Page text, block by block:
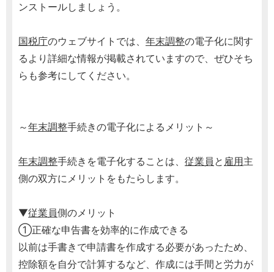
ンストールしましょう。
国税庁のウェブサイトでは、 年末調整の電子化に関す
るより詳細な情報が掲載されていますので、ぜひそち
らも参考にしてください。
～年末調整手続きの電子化によるメリット～
年末調整手続きを電子化することは、 従業員 と 雇用主
側の双方にメリットをもたらします。
▼従業員側のメリット
①正確な申告書を効率的に作成できる
以前は手書きで申請書を作成する必要があったため、
控除額を自分で計算するなど、作成には手間と労力が